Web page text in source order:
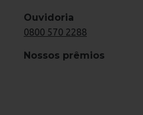
Ouvidoria
0800 570 2288
Nossos prêmios